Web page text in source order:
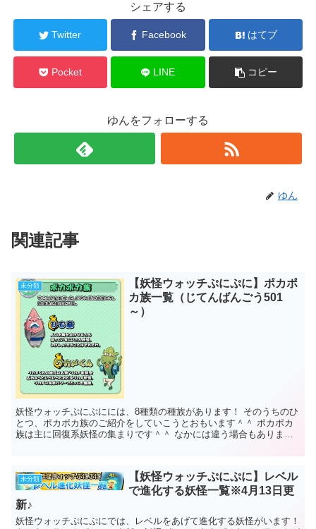
シェアする
Twitter Facebook はてブ
Pocket LINE コピー
ゆんをフォローする
ゆん
関連記事
未分類
【妖怪ウォッチぷにぷに】ポカポ
カ族一覧（じてんばんごう501
～）
妖怪ウォッチぷにぷにには、8種類の種族があります！ そのうちのひ
とつ、ポカポカ族のご紹介をしていこうとおもいます＾＾ ポカポカ
族は主に回復系妖怪の集まりです＾＾ なかには違う場合もあります
未分類
【妖怪ウォッチぷにぷに】レベル
で進化する妖怪一覧※4月13日更
新♪
妖怪ウォッチぷにぷにでは、レベルをあげて進化する妖怪がいます！